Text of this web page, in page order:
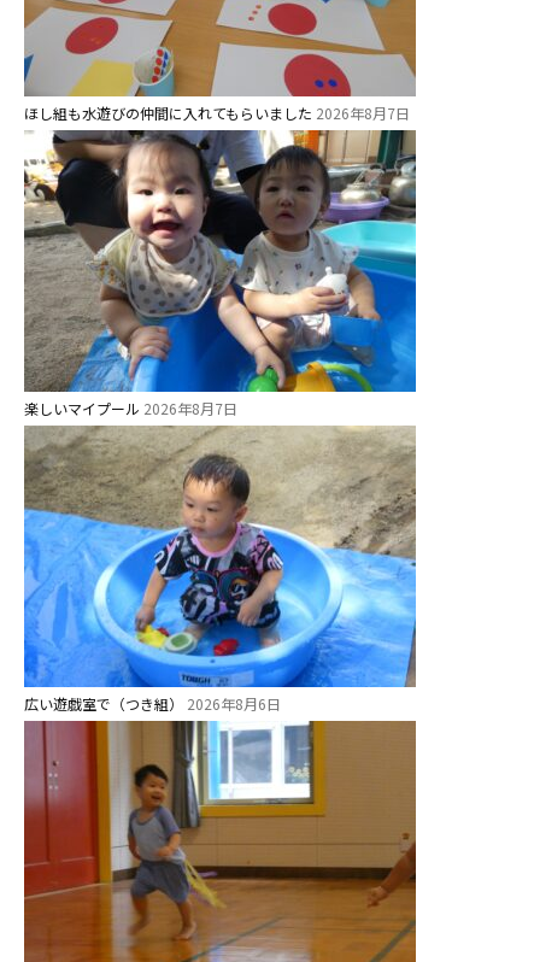
ほし組も水遊びの仲間に入れてもらいました 2026年8月7日
楽しいマイプール 2026年8月7日
広い遊戯室で（つき組） 2026年8月6日
グループ施設・
関係先リンク
学校法⼈鴨⾕学園 鳳幼稚園
学校法⼈諏訪森学園 諏訪森幼稚
園
⼤阪府私⽴幼稚園連盟
社会福祉法人野田福祉会